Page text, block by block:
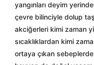
yangınları deyim
çevre bilinciyle dolup ta
akciğerleri kimi zaman
sıcaklıklardan kimi
ortaya çıkan